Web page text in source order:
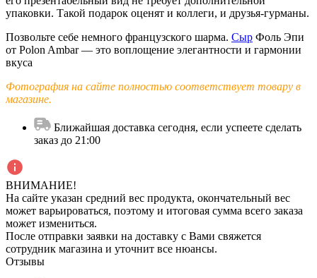
упаковки. Такой подарок оценят и коллеги, и друзья-гурманы.
Позвольте себе немного французского шарма. Сыр Фоль Эпи
от Polon Ambar — это воплощение элегантности и гармонии
вкуса
Фотография на сайте полностью соответствует товару в
магазине.
Ближайшая доставка сегодня, если успеете сделать
заказ до 21:00
ВНИМАНИЕ!
На сайте указан средний вес продукта, окончательный вес
может варьироваться, поэтому и итоговая сумма всего заказа
может измениться.
После отправки заявки на доставку с Вами свяжется
сотрудник магазина и уточнит все нюансы.
Отзывы